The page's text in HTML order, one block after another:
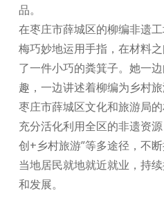
品。
在枣庄市薛城区的柳编非遗
梅巧妙地运用手指，在材料
了一件小巧的粪箕子。她一
趣，一边讲述着柳编为乡村旅
枣庄市薛城区文化和旅游局
充分活化利用全区的非遗资
创+乡村旅游”等多途径，不
当地居民就地就近就业，持
和发展。